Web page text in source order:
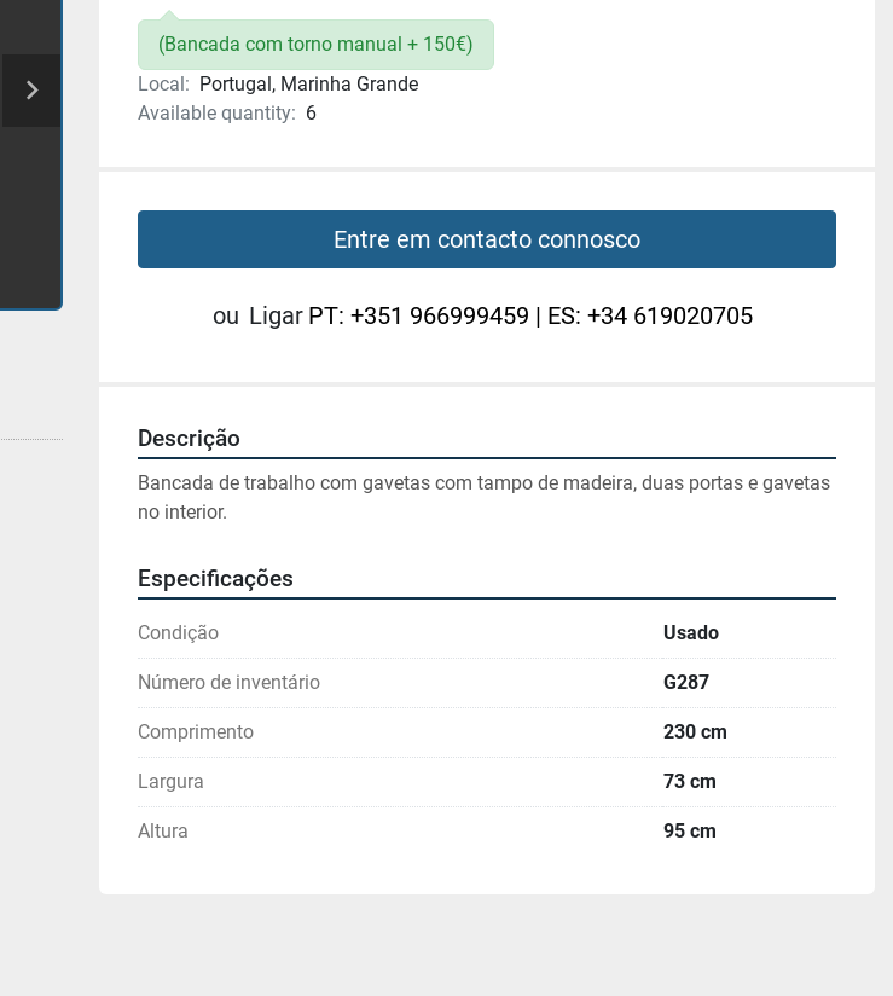
(Bancada com torno manual + 150€)
Local: Portugal, Marinha Grande
Available quantity: 6
Entre em contacto connosco
ou Ligar PT: +351 966999459 | ES: +34 619020705
Descrição
Bancada de trabalho com gavetas com tampo de madeira, duas portas e gavetas
no interior.
Especificações
Condição Usado
Número de inventário G287
Comprimento 230 cm
Largura 73 cm
Altura 95 cm